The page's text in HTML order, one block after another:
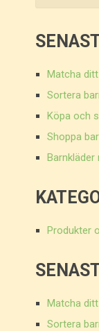
Matcha
Sortera
Köpa och
Shoppa
Produkter
Matcha
Sortera